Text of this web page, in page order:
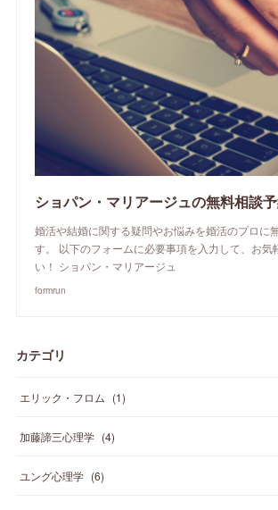
ショパン・マリアージュの無料相談
婚活や結婚に関する疑問やお悩みを婚活のプロに
す。 以下のフォームに必要事項を入力して、お気
い！ ショパン・マリアージュ
formrun
カテゴリ
エリック・フロム (1)
加藤諦三心理学 (4)
ユング心理学 (6)